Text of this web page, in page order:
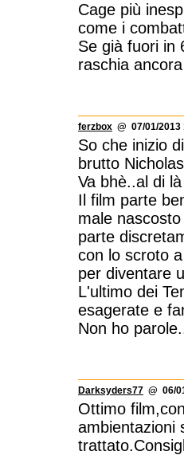
Cage più
come i
Se già fuori in
raschia
ferzbox @ 07/01/2013
So che inizio
brutto
Va bhè..al di
Il film parte
male
parte
con lo scroto
per diventare
L'ultimo dei
esagerate e
Non ho
Darksyders77 @ 06/
Ottimo
ambientazioni